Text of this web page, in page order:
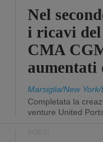
Nel
i ricavi
CMA
aumentati
Marsiglia/New
Completata la
venture United